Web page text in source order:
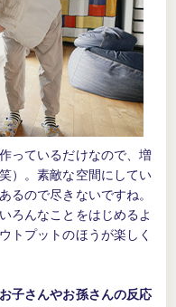
っているだけなので、増
）。素敵な空間にしてい
るので尽きないですね。
ろんなことをはじめるよ
トプットのほうが楽しく
子さんやお孫さんの反応